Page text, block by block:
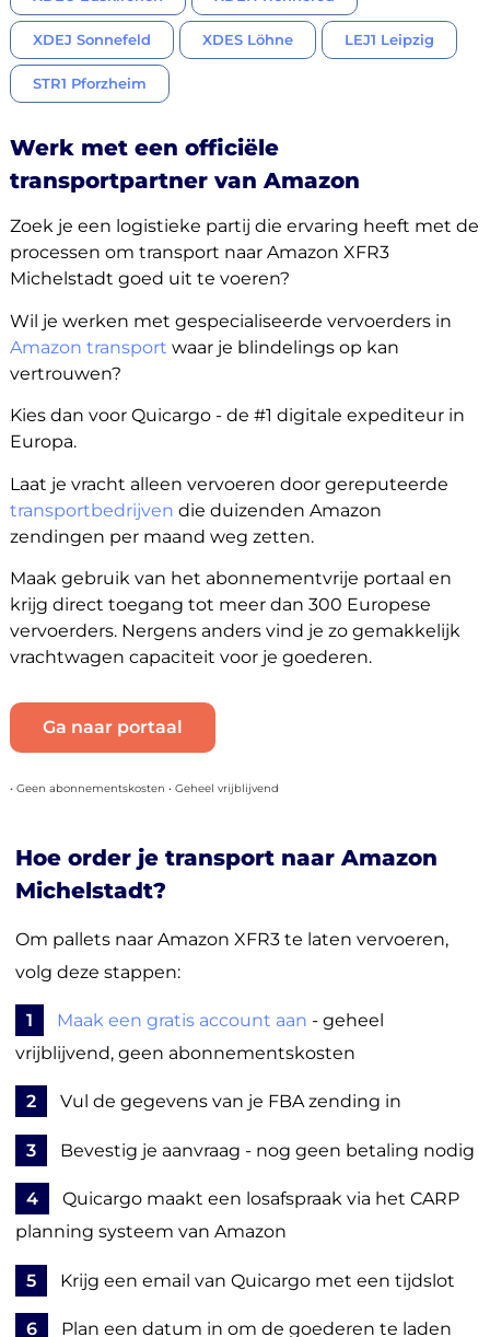
XDEJ Sonnefeld XDES Löhne LEJ1 Leipzig
STR1 Pforzheim
Werk met een officiële
transportpartner van Amazon
Zoek je een logistieke partij die ervaring heeft met de
processen om transport naar Amazon XFR3
Michelstadt goed uit te voeren?
Wil je werken met gespecialiseerde vervoerders in
Amazon transport waar je blindelings op kan
vertrouwen?
Kies dan voor Quicargo - de #1 digitale expediteur in
Europa.
Laat je vracht alleen vervoeren door gereputeerde
transportbedrijven die duizenden Amazon
zendingen per maand weg zetten.
Maak gebruik van het abonnementvrije portaal en
krijg direct toegang tot meer dan 300 Europese
vervoerders. Nergens anders vind je zo gemakkelijk
vrachtwagen capaciteit voor je goederen.
Ga naar portaal
• Geen abonnementskosten • Geheel vrijblijvend
Hoe order je transport naar Amazon
Michelstadt?
Om pallets naar Amazon XFR3 te laten vervoeren,
volg deze stappen:
1 Maak een gratis account aan - geheel
vrijblijvend, geen abonnementskosten
2 Vul de gegevens van je FBA zending in
3 Bevestig je aanvraag - nog geen betaling nodig
4
Quicargo maakt een losafspraak via het CARP
planning systeem van Amazon
5 Krijg een email van Quicargo met een tijdslot
6 Plan een datum in om de goederen te laden